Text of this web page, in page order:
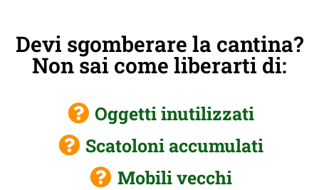
Devi sgomberare la cantina?
Non sai come liberarti di:
Oggetti inutilizzati
Scatoloni accumulati
Mobili vecchi